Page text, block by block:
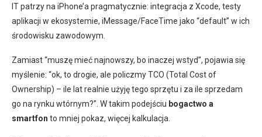
IT patrzy na iPhone’a pragmatycznie: integracja z Xcode, testy
aplikacji w ekosystemie, iMessage/FaceTime jako “default” w ich
środowisku zawodowym.
Zamiast “muszę mieć najnowszy, bo inaczej wstyd”, pojawia się
myślenie: “ok, to drogie, ale policzmy TCO (Total Cost of
Ownership) – ile lat realnie użyję tego sprzętu i za ile sprzedam
go na rynku wtórnym?”. W takim podejściu bogactwo a
smartfon to mniej pokaz, więcej kalkulacja.